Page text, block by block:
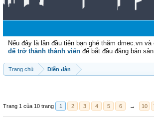
Nếu đây là lần đầu tiên bạn ghé thăm dmec.vn
để trở thành thành viên để bắt đầu đăng bán
Trang chủ Diễn đàn
Trang 1 của 10 trang 1 2 3 4 5 6 → 10